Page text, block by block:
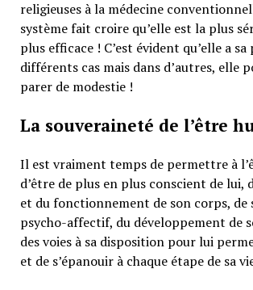
religieuses à la médecine
système fait croire qu’elle est la plus
plus efficace ! C’est évident qu’elle a sa
différents cas mais dans d’autres, elle
parer de modestie !
La souveraineté de l’être
Il est vraiment temps de permettre à
d’être de plus en plus conscient de lui,
et du fonctionnement de son corps, de
psycho-affectif, du développement de
des voies à sa disposition pour lui
et de s’épanouir à chaque étape de sa